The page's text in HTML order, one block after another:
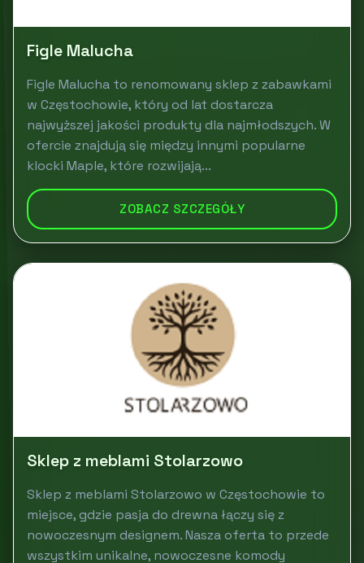
Figle Malucha
Figle Malucha to renomowany sklep z zabawkami
w Częstochowie, który od lat dostarcza
najwyższej jakości produkty dla najmłodszych. W
ofercie znajdują się między innymi popularne
klocki Maple, które rozwijają...
ZOBACZ SZCZEGÓŁY
Sklep z meblami Stolarzowo
Sklep z meblami Stolarzowo w Częstochowie to
miejsce, gdzie pasja do drewna łączy się z
nowoczesnym designem. Nasza oferta to przede
wszystkim unikalne, nowoczesne komody